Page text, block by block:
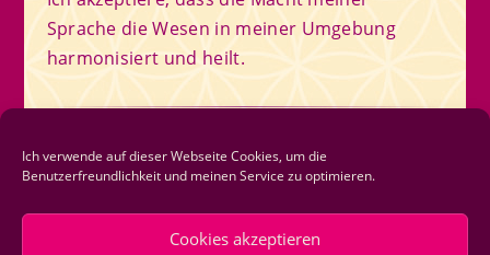
Ich verwende auf dieser Webseite Cookies, um die
Benutzerfreundlichkeit und meinen Service zu optimieren.
Cookies akzeptieren
Sprache die Wesen in meiner Umgebung
harmonisiert und heilt.
Newsletter